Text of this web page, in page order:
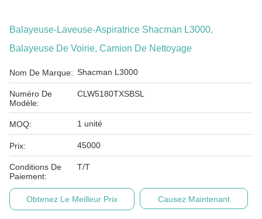
Balayeuse-Laveuse-Aspiratrice Shacman L3000,
Balayeuse De Voirie, Camion De Nettoyage
Nom De Marque: Shacman L3000
Numéro De
Modèle:
CLW5180TXSBSL
MOQ: 1 unité
Prix: 45000
Conditions De
Paiement:
T/T
Obtenez Le Meilleur Prix Causez Maintenant